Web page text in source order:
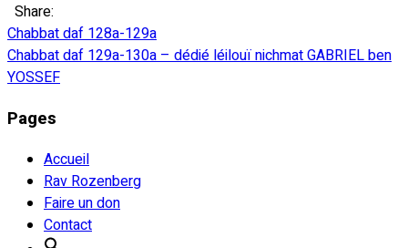
Share:
Navigation
de
Chabbat daf 128a-129a
Chabbat daf 129a-130a – dédié léilouï nichmat GABRIEL ben
YOSSEF
Pages
Accueil
Rav Rozenberg
Faire un don
Contact